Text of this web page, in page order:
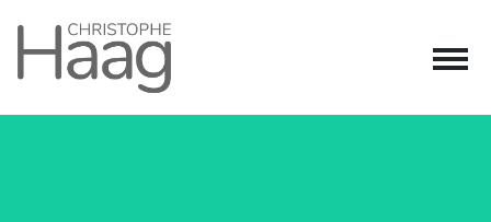
Navigation principale